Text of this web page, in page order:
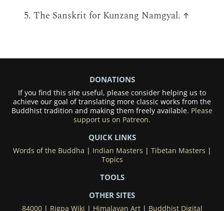
The Sanskrit for Kunzang Namgyal. ↑
DONATIONS
If you find this site useful, please consider helping us to
achieve our goal of translating more classic works from the
Buddhist tradition and making them freely available. Please
support us on Patreon.
QUICK LINKS
Words of the Buddha | Indian Masters | Tibetan Masters |
Topics
TOOLS
OTHER SITES
84000| Rigpa Wiki | Himalayan Art| Buddhist Digital